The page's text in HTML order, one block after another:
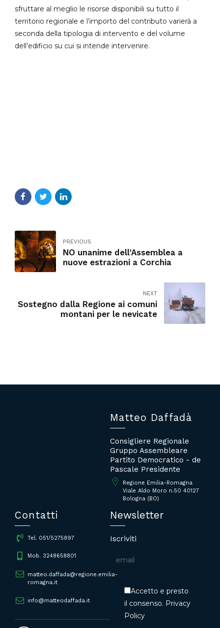
sfruttare al meglio le risorse disponibili su tutto il
territorio regionale e l’importo del contributo varierà a
seconda della tipologia di intervento e del volume
dell’edificio su cui si intende intervenire.
PREVIOUS
NO unanime dell'Assemblea a
nuove estrazioni a Corchia
NEXT
Sostegno dalla Regione ai comuni
montani per le nevicate
Matteo Daffadà
Consigliere Regionale
Gruppo Assembleare
Partito Democratico - de
Pascale Presidente
Regione Emilia-Romagna
Viale Aldo Moro n.50 40127
Bologna (BO)
Contatti
Tel. 051/5275897
Mob. 3248658801
matteo.daffada@regione.emilia-
romagna.it
info@matteodaffada.it
Newsletter
Iscriviti
Accetto e presto
il consenso. Privacy
Policy